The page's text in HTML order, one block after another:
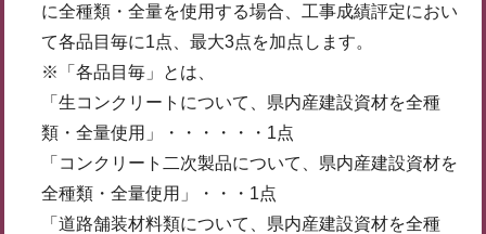
に全種類・全量を使用する場合、工事成績評定におい
て各品目毎に1点、最大3点を加点します。
※「各品目毎」とは、
「生コンクリートについて、県内産建設資材を全種
類・全量使用」・・・・・・1点
「コンクリート二次製品について、県内産建設資材を
全種類・全量使用」・・・1点
「道路舗装材料類について、県内産建設資材を全種